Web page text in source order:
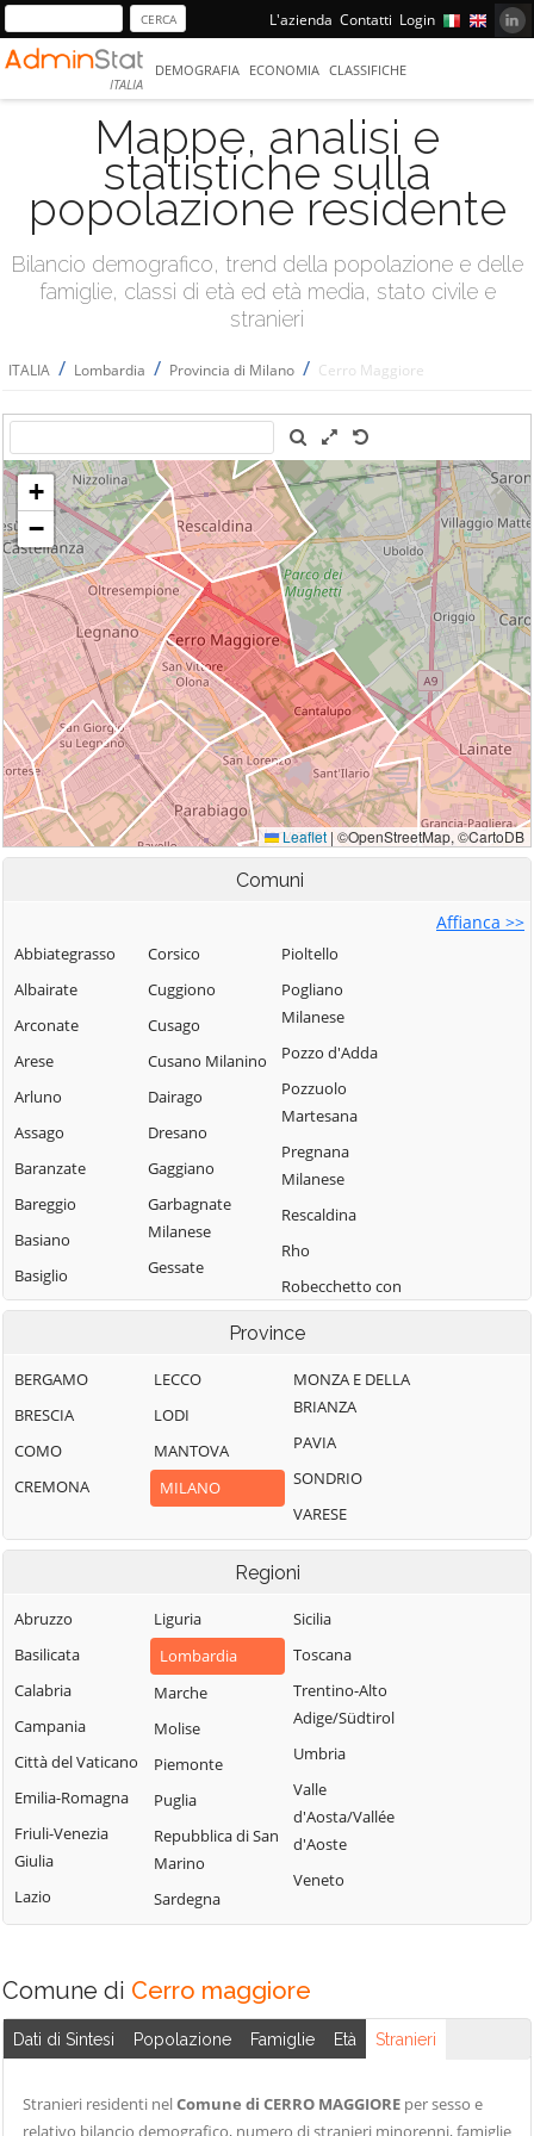
L'azienda Contatti Login
ITALIA
DEMOGRAFIA ECONOMIA CLASSIFICHE
Mappe, analisi e
statistiche sulla
popolazione residente
Bilancio demografico, trend della popolazione e delle
famiglie, classi di età ed età media, stato civile e
stranieri
ITALIA / Lombardia / Provincia di Milano / Cerro Maggiore
Comuni
Affianca >>
Abbiategrasso
Albairate
Arconate
Arese
Arluno
Assago
Baranzate
Bareggio
Basiano
Basiglio
Bellinzago
Bernate Ticino
Besate
Binasco
Boffalora sopra
Bollate
Bubbiano
Buccinasco
Buscate
Bussero
Busto Garolfo
Calvignasco
Cambiago
Canegrate
Carpiano
Cassano d'Adda
Pecchi
Corsico
Cuggiono
Cusago
Cusano Milanino
Dairago
Dresano
Gaggiano
Garbagnate
Milanese
Gessate
Gorgonzola
Gudo Visconti
Inveruno
Inzago
Lacchiarella
Legnano
Locate di Triulzi
Magenta
Magnago
Marcallo con
Casone
Masate
Mediglia
Melegnano
Melzo
Motta Visconti
Nosate
Pioltello
Pogliano
Milanese
Pozzo d'Adda
Pozzuolo
Martesana
Pregnana
Milanese
Rescaldina
Rho
Robecchetto con
Induno
Naviglio
Rodano
Rosate
Rozzano
San Colombano
al Lambro
San Donato
Milanese
San Giorgio su
Legnano
San Giuliano
Olona
San Zenone al
Ticino
Segrate
Senago
Giovanni
Province
BERGAMO
BRESCIA
COMO
CREMONA
LECCO
LODI
MANTOVA
MILANO
MONZA E DELLA
BRIANZA
PAVIA
SONDRIO
VARESE
Regioni
Abruzzo
Basilicata
Calabria
Campania
Città del Vaticano
Emilia-Romagna
Friuli-Venezia
Giulia
Lazio
Liguria
Lombardia
Marche
Molise
Piemonte
Puglia
Repubblica di San
Marino
Sardegna
Sicilia
Toscana
Trentino-Alto
Adige/Südtirol
Umbria
Valle
d'Aosta/Vallée
d'Aoste
Veneto
Comune di Cerro maggiore
Dati di Sintesi Popolazione Famiglie Età Stranieri
Stranieri residenti nelComune di CERRO MAGGIORE per sesso e
relativo bilancio demografico, numero di stranieri minorenni, famiglie